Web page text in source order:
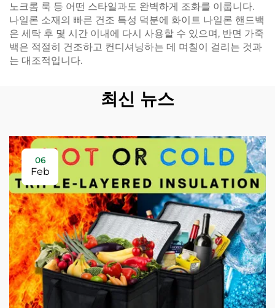
노크롬 룩 등 어떤 스타일과도 완벽하게 조화를 이룹니다.
나일론 소재의 빠른 건조 특성 덕분에 화이트 나일론 핸드백
은 세탁 후 몇 시간 이내에 다시 사용할 수 있으며, 반면 가죽
백은 적절히 건조하고 컨디셔닝하는 데 며칠이 걸리는 것과
는 대조적입니다.
최신 뉴스
06
Feb